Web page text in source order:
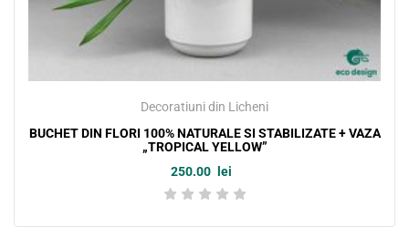
Decoratiuni din Licheni
BUCHET DIN FLORI 100% NATURALE SI STABILIZATE + VAZA
„TROPICAL YELLOW”
250.00
lei